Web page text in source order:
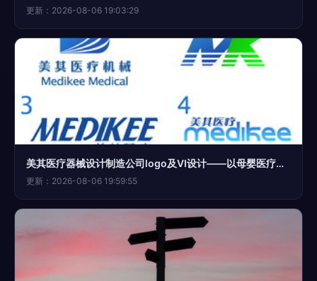
更新：2026-08-06 19:03:29
美其医疗器械设计制造公司logo及VI设计——以母婴医疗器械1类产品为核心的视觉策略
更新：2026-08-06 19:59:55